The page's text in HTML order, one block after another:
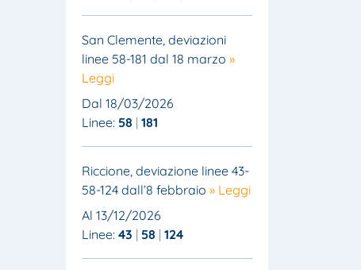
San Clemente, deviazioni
linee 58-181 dal 18 marzo »
Leggi
Dal 18/03/2026
Linee: 58 181
Riccione, deviazione linee 43-
58-124 dall’8 febbraio » Leggi
Al 13/12/2026
Linee: 43 58 124